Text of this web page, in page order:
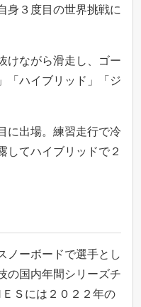
身３度目の世界挑戦に
けながら滑走し、ゴー
「ハイブリッド」「ジ
に出場。練習走行で冷
してハイブリッドで２
ノーボードで選手とし
の国内年間シリーズチ
Ｓには２０２２年の